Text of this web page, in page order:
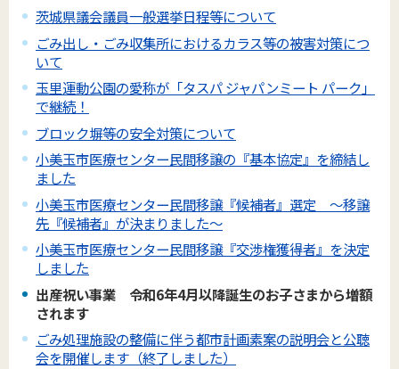
茨城県議会議員一般選挙日程等について
ごみ出し・ごみ収集所におけるカラス等の被害対策につ
いて
玉里運動公園の愛称が「タスパ ジャパンミート パーク」
で継続！
ブロック塀等の安全対策について
小美玉市医療センター民間移譲の『基本協定』を締結し
ました
小美玉市医療センター民間移譲『候補者』選定 ～移譲
先『候補者』が決まりました～
小美玉市医療センター民間移譲『交渉権獲得者』を決定
しました
出産祝い事業 令和6年4月以降誕生のお子さまから増額
されます
ごみ処理施設の整備に伴う都市計画素案の説明会と公聴
会を開催します（終了しました）